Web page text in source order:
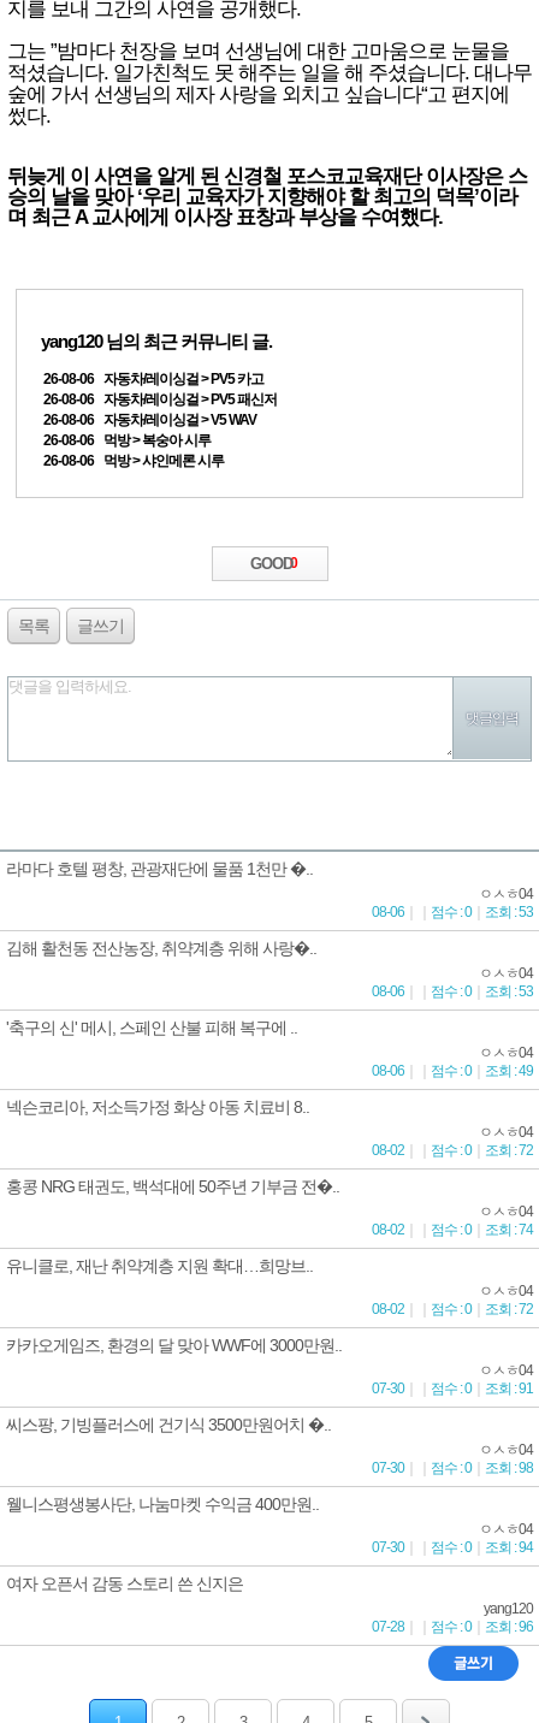
지를 보내 그간의 사연을 공개했다.
그는 ”밤마다 천장을 보며 선생님에 대한 고마움으로 눈물을
적셨습니다. 일가친척도 못 해주는 일을 해 주셨습니다. 대나무
숲에 가서 선생님의 제자 사랑을 외치고 싶습니다“고 편지에
썼다.
뒤늦게 이 사연을 알게 된 신경철 포스코교육재단 이사장은 스
승의 날을 맞아 ‘우리 교육자가 지향해야 할 최고의 덕목’이라
며 최근 A 교사에게 이사장 표창과 부상을 수여했다.
yang120님의 최근 커뮤니티 글.
26-08-06 자동차/레이싱걸 > PV5 카고
26-08-06 자동차/레이싱걸 > PV5 패신저
26-08-06 자동차/레이싱걸 > V5 WAV
26-08-06 먹방 > 복숭아 시루
26-08-06 먹방 > 샤인메론 시루
GOOD0
목록 글쓰기
댓글을 입력하세요.
라마다 호텔 평창, 관광재단에 물품 1천만 �..
ㅇㅅㅎ04
08-06
점수 : 0｜ 조회 : 53
김해 활천동 전산농장, 취약계층 위해 사랑�..
ㅇㅅㅎ04
08-06
점수 : 0｜ 조회 : 53
'축구의 신' 메시, 스페인 산불 피해 복구에 ..
ㅇㅅㅎ04
08-06
점수 : 0｜ 조회 : 49
넥슨코리아, 저소득가정 화상 아동 치료비 8..
ㅇㅅㅎ04
08-02
점수 : 0｜ 조회 : 72
홍콩 NRG 태권도, 백석대에 50주년 기부금 전�..
ㅇㅅㅎ04
08-02
점수 : 0｜ 조회 : 74
유니클로, 재난 취약계층 지원 확대…희망브..
ㅇㅅㅎ04
08-02
점수 : 0｜ 조회 : 72
카카오게임즈, 환경의 달 맞아 WWF에 3000만원..
ㅇㅅㅎ04
07-30｜ 점수 : 0｜ 조회 : 91
씨스팡, 기빙플러스에 건기식 3500만원어치 �..
ㅇㅅㅎ04
07-30｜ 점수 : 0｜ 조회 : 98
웰니스평생봉사단, 나눔마켓 수익금 400만원..
ㅇㅅㅎ04
07-30｜ 점수 : 0｜ 조회 : 94
여자 오픈서 감동 스토리 쓴 신지은
yang120
07-28｜ 점수 : 0｜ 조회 : 96